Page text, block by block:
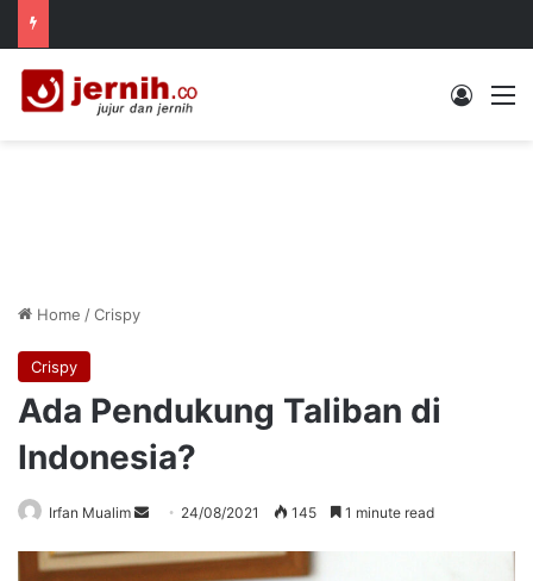
Log In
Home /Crispy
Crispy
Ada Pendukung Taliban di
Indonesia?
Irfan Mualim
Send
email
24/08/2021 145 1 minute read